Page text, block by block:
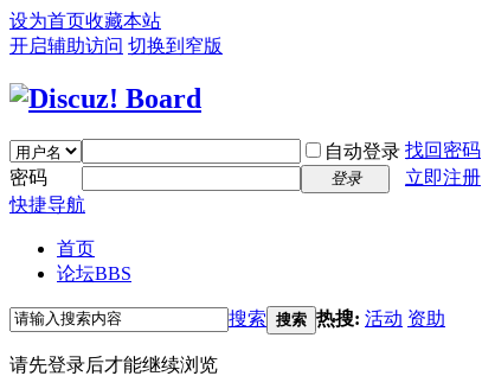
设为首页收藏本站
开启辅助访问 切换到窄版
自动登录 找回密码
密码
登录
立即注册
快捷导航
首页
论坛BBS
搜索 搜索 热搜: 活动 资助
请先登录后才能继续浏览